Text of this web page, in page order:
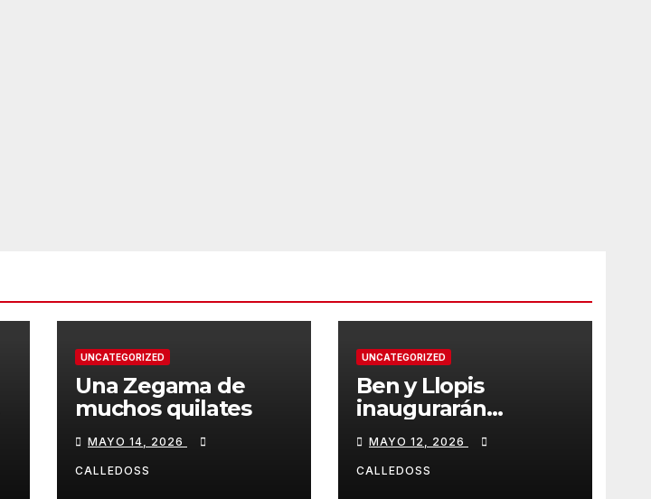
UNCATEGORIZED
Una Zegama de
muchos quilates
MAYO 14, 2026
CALLEDOSS
UNCATEGORIZED
Ben y Llopis
inaugurarán
temporada de
Diamond
MAYO 12, 2026
CALLEDOSS